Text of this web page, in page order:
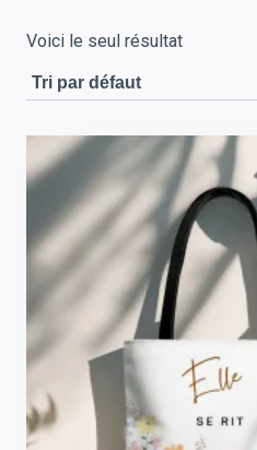
Voici le seul résultat